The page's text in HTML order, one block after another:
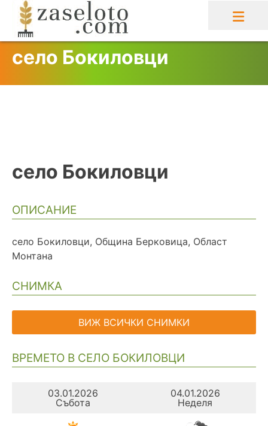
content
село Бокиловци
село Бокиловци
ОПИСАНИЕ
село Бокиловци, Община Берковица, Област
Монтана
СНИМКА
ВИЖ ВСИЧКИ СНИМКИ
ВРЕМЕТО В СЕЛО БОКИЛОВЦИ
03.01.2026
Събота
04.01.2026
Неделя